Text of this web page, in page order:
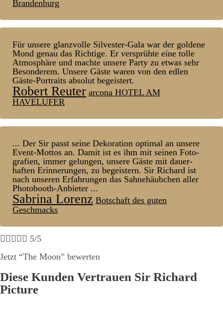
Brandenburg
Für unsere glanz­volle Silvester-Gala war der goldene
Mond genau das Richtige. Er ver­sprühte eine tolle
Atmos­phäre und machte unsere Party zu etwas sehr
Be­sonderem. Unsere Gäste waren von den edlen
Gäste-Portraits absolut be­geistert.
Robert Reuter arcona HOTEL AM
HAVELUFER
... Der Sir passt seine Dekoration optimal an unsere
Event-Mottos an. Damit ist es ihm mit seinen Foto­
grafien, immer ge­lungen, unsere Gäste mit dauer­
haften Er­inner­ungen, zu be­geistern. Sir Richard ist
nach unseren Er­fahr­ungen das Sahn­ehäub­chen aller
Photo­booth-Anbieter ...
Sabrina Lorenz Botschaft des guten
Geschmacks
     5/5
Jetzt “The Moon” bewerten
Diese Kunden Vertrauen Sir Richard
Picture